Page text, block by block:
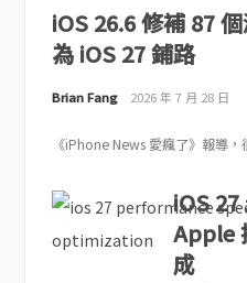
iOS 26.6 修補 87
為 iOS 27 鋪路
Brian Fang 2026 年 7 月 28 日
《iPhone News 愛瘋了》報導，
iOS 27
Apple
成